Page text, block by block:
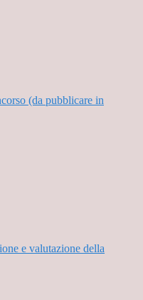
(da pubblicare in
e valutazione della